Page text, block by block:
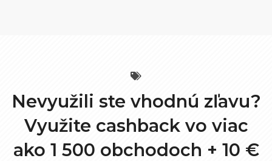
Nevyužili ste vhodnú zľavu?
Využite cashback vo viac
ako 1 500 obchodoch + 10 €